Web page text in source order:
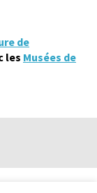
de
les Musées de